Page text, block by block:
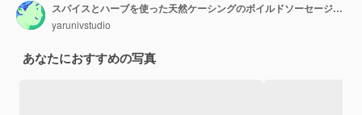
スパイスとハーブを使った天然ケーシングのボイルドソーセージ上面図テキスト用の空きスペース
yarunivstudio
あなたにおすすめの写真